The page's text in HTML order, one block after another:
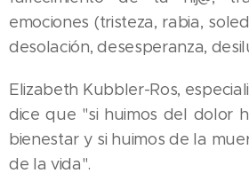
emociones (tristeza, rabia,
desolación, desesperanza,
Elizabeth Kubbler-Ros,
dice que "si huimos del dolor
bienestar y si huimos de la
de la vida".